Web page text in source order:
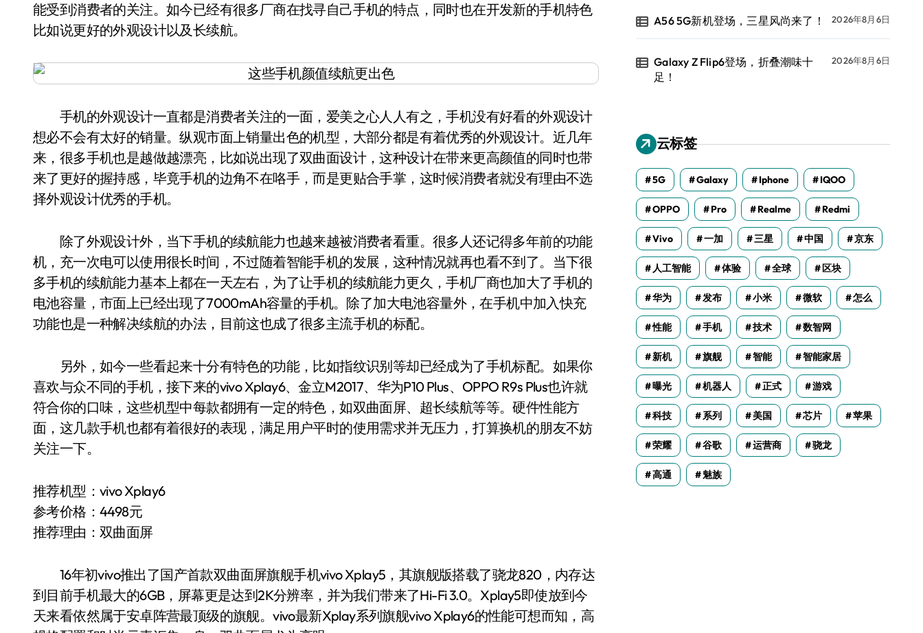
能受到消费者的关注。如今已经有很多厂商在找寻自己手机的特点，同时也在开发新的手机特色
比如说更好的外观设计以及长续航。
手机的外观设计一直都是消费者关注的一面，爱美之心人人有之，手机没有好看的外观设计
想必不会有太好的销量。纵观市面上销量出色的机型，大部分都是有着优秀的外观设计。近几年
来，很多手机也是越做越漂亮，比如说出现了双曲面设计，这种设计在带来更高颜值的同时也带
来了更好的握持感，毕竟手机的边角不在咯手，而是更贴合手掌，这时候消费者就没有理由不选
择外观设计优秀的手机。
除了外观设计外，当下手机的续航能力也越来越被消费者看重。很多人还记得多年前的功能
机，充一次电可以使用很长时间，不过随着智能手机的发展，这种情况就再也看不到了。当下很
多手机的续航能力基本上都在一天左右，为了让手机的续航能力更久，手机厂商也加大了手机的
电池容量，市面上已经出现了7000mAh容量的手机。除了加大电池容量外，在手机中加入快充
功能也是一种解决续航的办法，目前这也成了很多主流手机的标配。
另外，如今一些看起来十分有特色的功能，比如指纹识别等却已经成为了手机标配。如果你
喜欢与众不同的手机，接下来的vivo Xplay6、金立M2017、华为P10 Plus、OPPO R9s Plus也许就
符合你的口味，这些机型中每款都拥有一定的特色，如双曲面屏、超长续航等等。硬件性能方
面，这几款手机也都有着很好的表现，满足用户平时的使用需求并无压力，打算换机的朋友不妨
关注一下。
推荐机型：vivo Xplay6
参考价格：4498元
推荐理由：双曲面屏
16年初vivo推出了国产首款双曲面屏旗舰手机vivo Xplay5，其旗舰版搭载了骁龙820，内存达
到目前手机最大的6GB，屏幕更是达到2K分辨率，并为我们带来了Hi-Fi 3.0。Xplay5即使放到今
天来看依然属于安卓阵营最顶级的旗舰。vivo最新Xplay系列旗舰vivo Xplay6的性能可想而知，高
A56 5G新机登场，三星风尚来了！ 2026年8月6日
Galaxy Z Flip6登场，折叠潮味十
足！
2026年8月6日
云标签
5G Galaxy Iphone IQOO
OPPO Pro Realme Redmi
Vivo 一加 三星 中国 京东
人工智能 体验 全球 区块
华为 发布 小米 微软 怎么
性能 手机 技术 数智网
新机 旗舰 智能 智能家居
曝光 机器人 正式 游戏
科技 系列 美国 芯片 苹果
荣耀 谷歌 运营商 骁龙
高通 魅族